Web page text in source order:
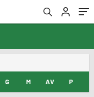
G M AV P